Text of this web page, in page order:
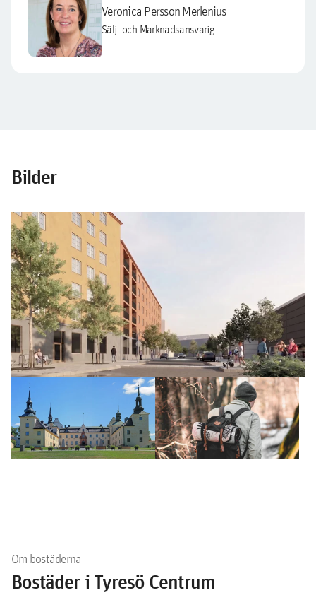
Veronica Persson Merlenius
Sälj- och Marknadsansvarig
Bilder
Om bostäderna
Bostäder i Tyresö Centrum